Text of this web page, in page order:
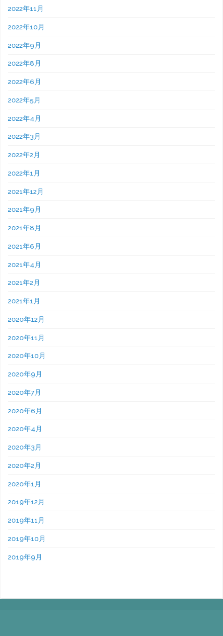
2022年11月
2022年10月
2022年9月
2022年8月
2022年6月
2022年5月
2022年4月
2022年3月
2022年2月
2022年1月
2021年12月
2021年9月
2021年8月
2021年6月
2021年4月
2021年2月
2021年1月
2020年12月
2020年11月
2020年10月
2020年9月
2020年7月
2020年6月
2020年4月
2020年3月
2020年2月
2020年1月
2019年12月
2019年11月
2019年10月
2019年9月